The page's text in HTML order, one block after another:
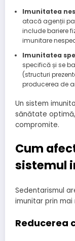
Imunitatea
atacă agenții
include bariere
imunitare
Imunitatea
specifică și se
(structuri
producerea de
Un sistem
sănătate
compromite.
Cum
sistemul
Sedentarismul
imunitar prin
Reducerea